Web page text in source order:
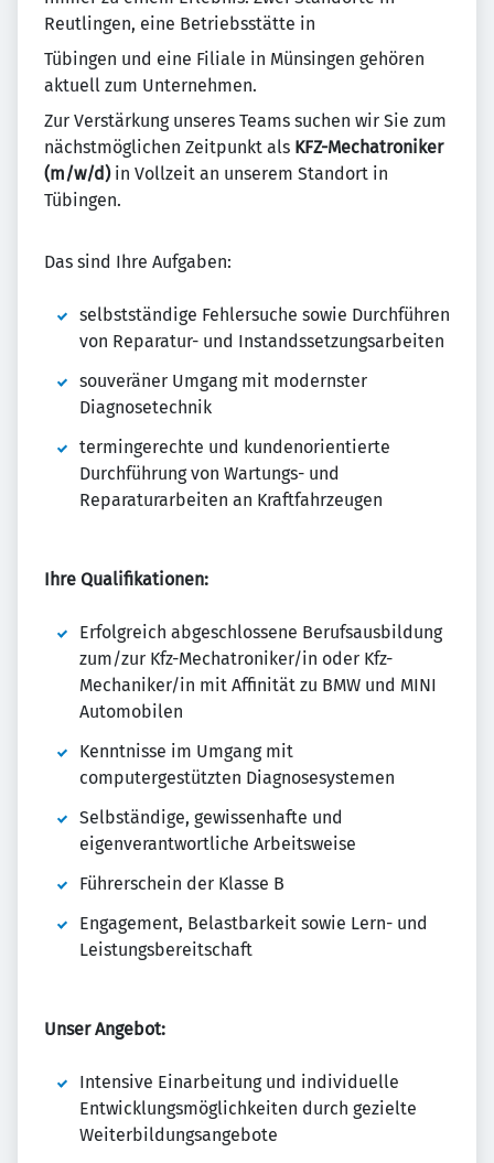
Reutlingen, eine Betriebsstätte in
Tübingen und eine Filiale in Münsingen gehören
aktuell zum Unternehmen.
Zur Verstärkung unseres Teams suchen wir Sie zum
nächstmöglichen Zeitpunkt als KFZ-Mechatroniker
(m/w/d)in Vollzeit an unserem Standort in
Tübingen.
Das sind Ihre Aufgaben:
selbstständige Fehlersuche sowie Durchführen
von Reparatur- und Instandssetzungsarbeiten
souveräner Umgang mit modernster
Diagnosetechnik
termingerechte und kundenorientierte
Durchführung von Wartungs- und
Reparaturarbeiten an Kraftfahrzeugen
Ihre Qualifikationen:
Erfolgreich abgeschlossene Berufsausbildung
zum/zur Kfz-Mechatroniker/in oder Kfz-
Mechaniker/in mit Affinität zu BMW und MINI
Automobilen
Kenntnisse im Umgang mit
computergestützten Diagnosesystemen
Selbständige, gewissenhafte und
eigenverantwortliche Arbeitsweise
Führerschein der Klasse B
Engagement, Belastbarkeit sowie Lern- und
Leistungsbereitschaft
Unser Angebot:
Intensive Einarbeitung und individuelle
Entwicklungsmöglichkeiten durch gezielte
Weiterbildungsangebote